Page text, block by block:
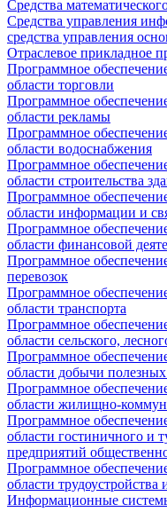
Средства
Средства управления
средства управления
Отраслевое прикладное
Программное
области торговли
Программное
области рекламы
Программное
области водоснабжения
Программное
области строительства
Программное
области информации и
Программное
области финансовой
Программное
перевозок
Программное
области транспорта
Программное
области сельского,
Программное
области добычи
Программное
области жилищно-
Программное
области гостиничного и
предприятий
Программное
области трудоустройства
Информационные